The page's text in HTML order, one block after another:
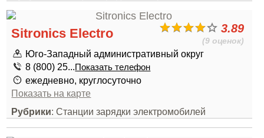
3.89
(9 оценок)
Sitronics Electro
Юго-Западный административный округ
8 (800) 25...Показать телефон
ежедневно, круглосуточно
Показать на карте
Рубрики: Станции зарядки электромобилей